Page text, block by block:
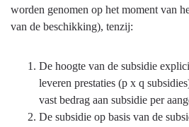
worden genomen op het moment van
van de beschikking), tenzij:
De hoogte van de subsidie
leveren prestaties (p x q
vast bedrag aan subsidie per
De subsidie op basis van de